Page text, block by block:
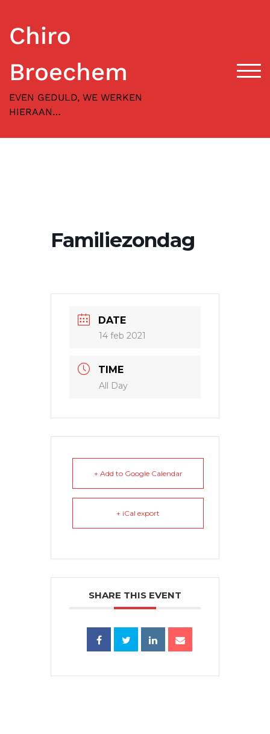
content
Chiro
Broechem
EVEN GEDULD, WE WERKEN
HIERAAN…
Familiezondag
DATE
14 feb 2021
TIME
All Day
+ Add to Google Calendar
+ iCal export
SHARE THIS EVENT